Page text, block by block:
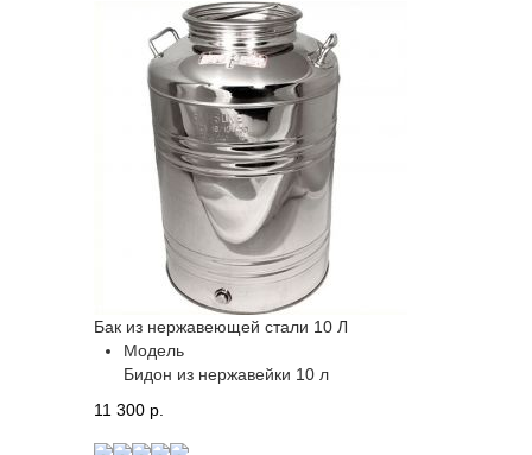
Бак из нержавеющей стали 10 Л
Модель
Бидон из нержавейки 10 л
11 300 p.